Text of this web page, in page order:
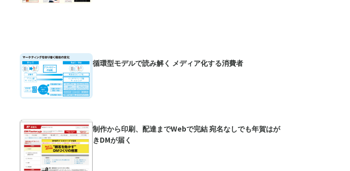
循環型モデルで読み解く メディア化する消費者
制作から印刷、配達までWebで完結 宛名なしでも年賀はが
きDMが届く